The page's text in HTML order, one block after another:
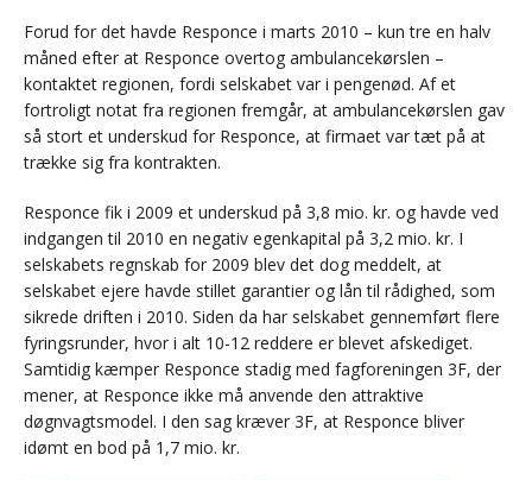
Forud for det havde Responce i marts 2010 – kun tre en halv
måned efter at Responce overtog ambulancekørslen –
kontaktet regionen, fordi selskabet var i pengenød. Af et
fortroligt notat fra regionen fremgår, at ambulancekørslen gav
så stort et underskud for Responce, at firmaet var tæt på at
trække sig fra kontrakten.
Responce fik i 2009 et underskud på 3,8 mio. kr. og havde ved
indgangen til 2010 en negativ egenkapital på 3,2 mio. kr. I
selskabets regnskab for 2009 blev det dog meddelt, at
selskabet ejere havde stillet garantier og lån til rådighed, som
sikrede driften i 2010. Siden da har selskabet gennemført flere
fyringsrunder, hvor i alt 10-12 reddere er blevet afskediget.
Samtidig kæmper Responce stadig med fagforeningen 3F, der
mener, at Responce ikke må anvende den attraktive
døgnvagtsmodel. I den sag kræver 3F, at Responce bliver
idømt en bod på 1,7 mio. kr.